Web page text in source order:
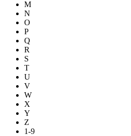
M
N
O
P
Q
R
S
T
U
V
W
X
Y
Z
1-9